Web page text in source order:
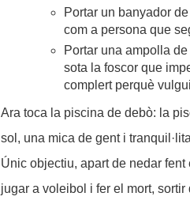
Portar un banyador
com a persona que
Portar una ampolla
sota la foscor que
complert perquè
Ara toca la piscina de debò: la
sol, una mica de gent i
Únic objectiu, apart de nedar
jugar a voleibol i fer el mort,